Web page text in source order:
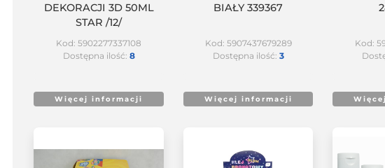
DEKORACJI 3D 50ML
STAR /12/
Kod: 5902277337108
Dostępna ilość: 8
Więcej informacji
BIAŁY 339367
Kod: 5907437679289
Dostępna ilość: 3
Więcej informacji
Kod: